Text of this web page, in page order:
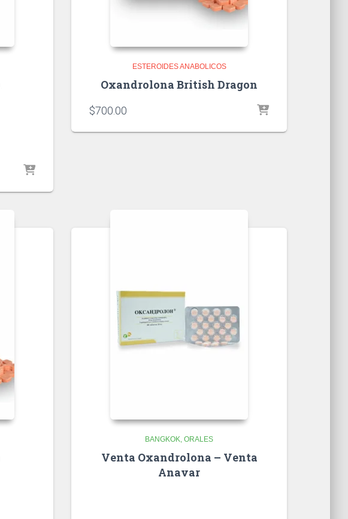
ESTEROIDES ANABOLICOS
Oxandrolona British Dragon
$700.00
BANGKOK ORALES
Venta Oxandrolona – Venta
Anavar